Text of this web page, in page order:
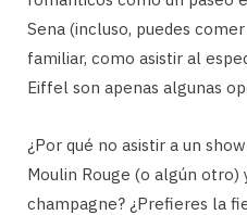
Sena (incluso, puedes
familiar, como asistir al
Eiffel son apenas algunas
¿Por qué no asistir a un
Moulin Rouge (o algún otro)
champagne? ¿Prefieres la